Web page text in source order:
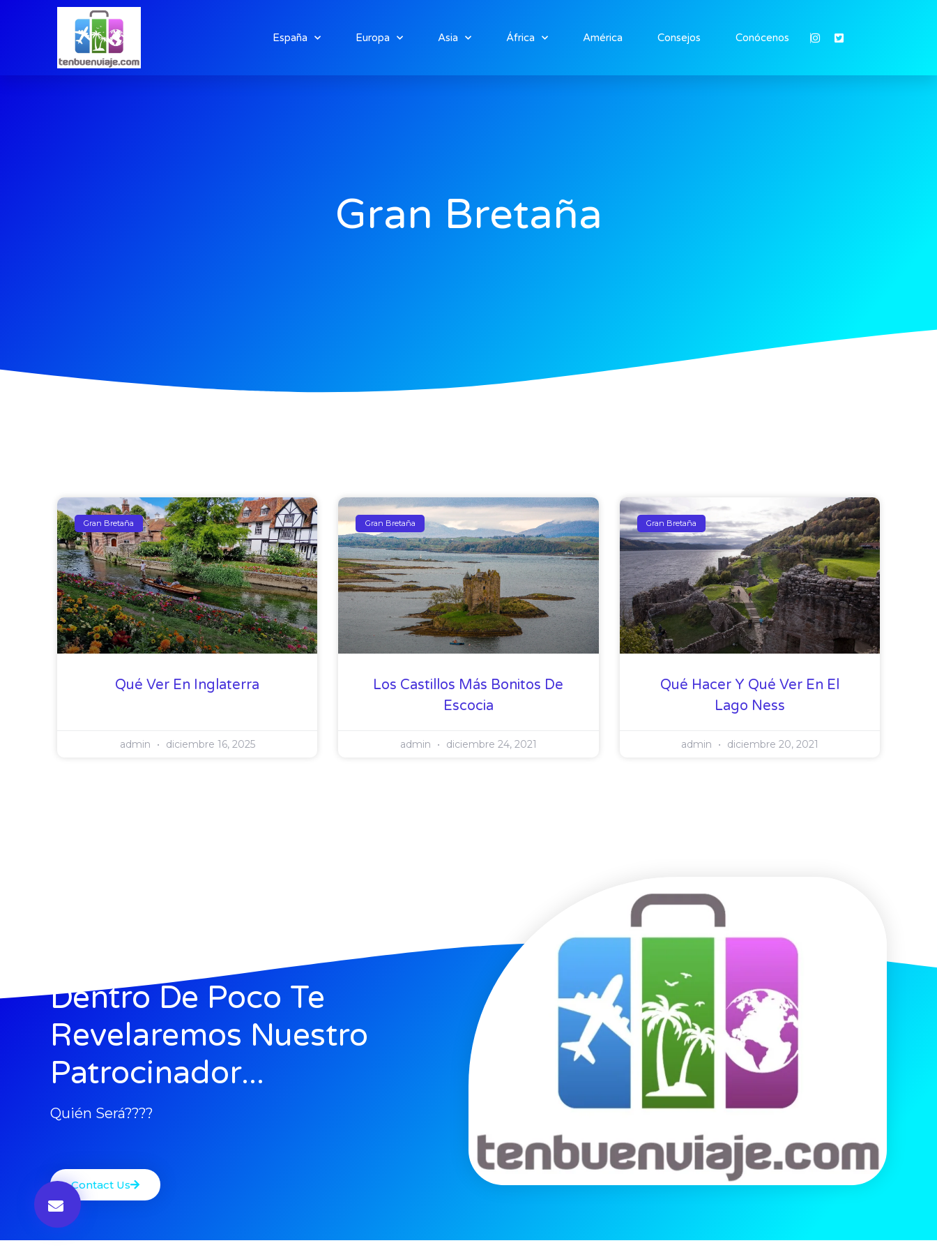
España Europa Asia África América Consejos Conócenos
Gran Bretaña
Gran Bretaña
Qué Ver En Inglaterra
admin diciembre 16, 2025
Gran Bretaña
Los Castillos Más Bonitos De
Escocia
admin diciembre 24, 2021
Gran Bretaña
Qué Hacer Y Qué Ver En El
Lago Ness
admin diciembre 20, 2021
Dentro De Poco Te
Revelaremos Nuestro
Patrocinador...
Quién Será????
Contact Us